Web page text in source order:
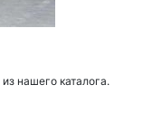
нашего каталога.